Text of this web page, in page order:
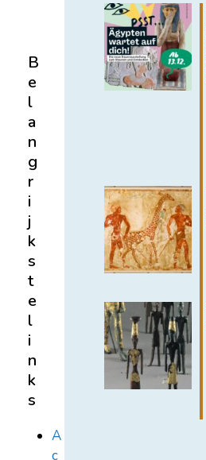
B
e
l
a
n
g
r
i
j
k
s
t
e
l
i
n
k
s
A
c